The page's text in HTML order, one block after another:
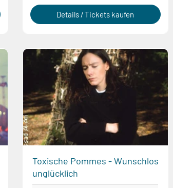
Details / Tickets kaufen
Toxische Pommes - Wunschlos
unglücklich